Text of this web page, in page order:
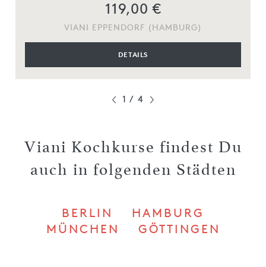
119,00 €
VIANI EPPENDORF (HAMBURG)
DETAILS
1 / 4
Viani Kochkurse findest Du
auch in folgenden Städten
BERLIN
HAMBURG
MÜNCHEN
GÖTTINGEN